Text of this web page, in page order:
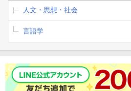
人文・思想・社会
言語学